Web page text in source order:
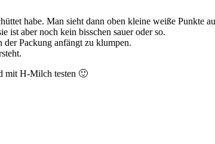
habe. Man sieht dann oben kleine weiße Punkte
ist aber noch kein bisschen sauer oder so.
Packung anfängt zu klumpen.
mit H-Milch testen 🙂